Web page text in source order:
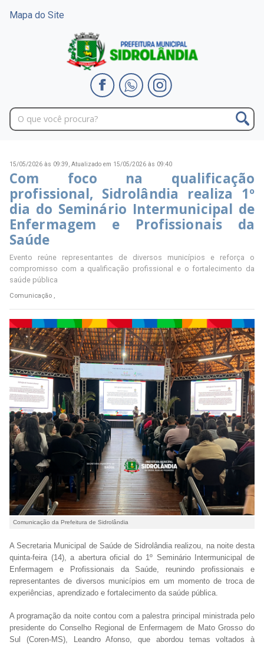
Mapa do Site
15/05/2026 às 09:39, Atualizado em 15/05/2026 às 09:40
Com foco na qualificação
profissional, Sidrolândia realiza 1º
dia do Seminário Intermunicipal de
Enfermagem e Profissionais da
Saúde
Evento reúne representantes de diversos municípios e reforça o
compromisso com a qualificação profissional e o fortalecimento da
saúde pública
Comunicação ,
Comunicação da Prefeitura de Sidrolândia
A Secretaria Municipal de Saúde de Sidrolândia realizou, na noite desta
quinta-feira (14), a abertura oficial do 1º Seminário Intermunicipal de
Enfermagem e Profissionais da Saúde, reunindo profissionais e
representantes de diversos municípios em um momento de troca de
experiências, aprendizado e fortalecimento da saúde pública.
A programação da noite contou com a palestra principal ministrada pelo
presidente do Conselho Regional de Enfermagem de Mato Grosso do
Sul (Coren-MS), Leandro Afonso, que abordou temas voltados à